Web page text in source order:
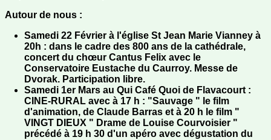
Autour de nous :
Samedi 22 Février à l'église St Jean Marie Vianney à
20h : dans le cadre des 800 ans de la cathédrale,
concert du chœur Cantus Felix avec le
Conservatoire Eustache du Caurroy. Messe de
Dvorak. Participation libre.
Samedi 1er Mars au Qui Café Quoi de Flavacourt :
CINE-RURAL avec à 17 h : "Sauvage " le film
d'animation, de Claude Barras et à 20 h le film "
VINGT DIEUX " Drame de Louise Courvoisier "
précédé à 19 h 30 d'un apéro avec dégustation du